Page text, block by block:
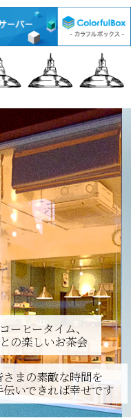
ーヒータイム、
の楽しいお茶会
さまの素敵な時間を
伝いできれば幸せです